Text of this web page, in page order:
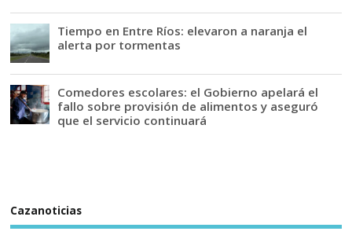
Tiempo en Entre Ríos: elevaron a naranja el
alerta por tormentas
Comedores escolares: el Gobierno apelará el
fallo sobre provisión de alimentos y aseguró
que el servicio continuará
Cazanoticias